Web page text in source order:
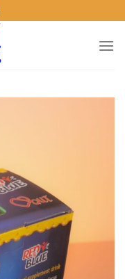
to
content